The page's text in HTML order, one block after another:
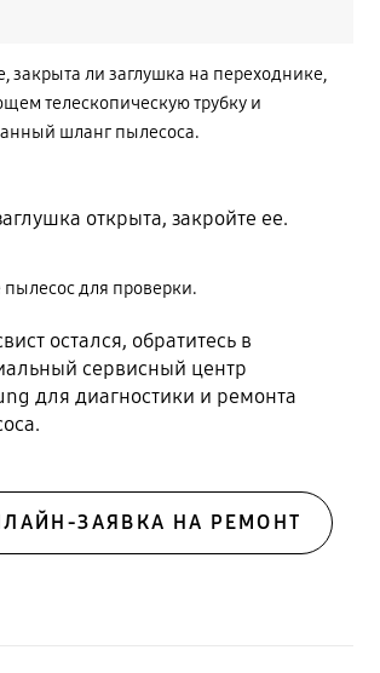
закрыта ли заглушка на переходнике,
телескопическую трубку и
шланг пылесоса.
открыта, закройте ее.
для проверки.
остался, обратитесь в
сервисный центр
для диагностики и ремонта
ЗАЯВКА НА РЕМОНТ